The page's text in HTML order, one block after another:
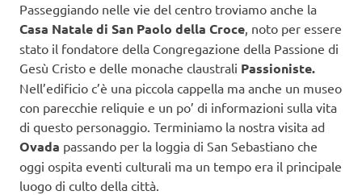
Passeggiando nelle vie del centro troviamo anche la
Casa Natale di San Paolo della Croce, noto per essere
stato il fondatore della Congregazione della Passione di
Gesù Cristo e delle monache claustrali Passioniste.
Nell’edificio c’è una piccola cappella ma anche un museo
con parecchie reliquie e un po’ di informazioni sulla vita
di questo personaggio. Terminiamo la nostra visita ad
Ovada passando per la loggia di San Sebastiano che
oggi ospita eventi culturali ma un tempo era il principale
luogo di culto della città.